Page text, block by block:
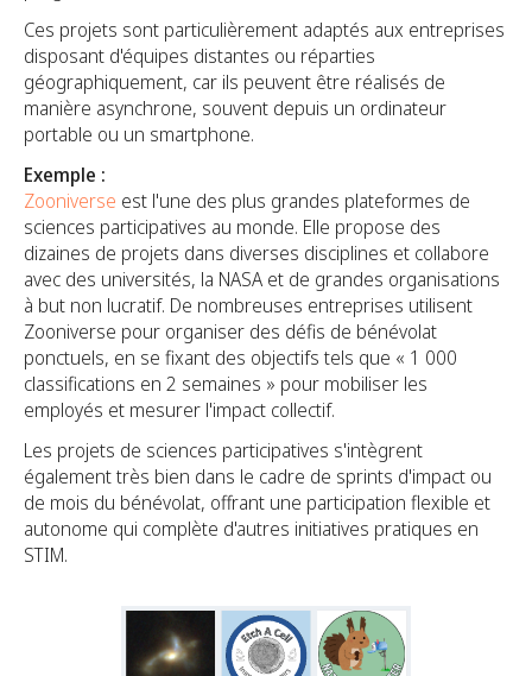
Ces projets sont particulièrement adaptés aux entreprises
disposant d'équipes distantes ou réparties
géographiquement, car ils peuvent être réalisés de
manière asynchrone, souvent depuis un ordinateur
portable ou un smartphone.
Exemple :
Zooniverse est l'une des plus grandes plateformes de
sciences participatives au monde. Elle propose des
dizaines de projets dans diverses disciplines et collabore
avec des universités, la NASA et de grandes organisations
à but non lucratif. De nombreuses entreprises utilisent
Zooniverse pour organiser des défis de bénévolat
ponctuels, en se fixant des objectifs tels que « 1 000
classifications en 2 semaines » pour mobiliser les
employés et mesurer l'impact collectif.
Les projets de sciences participatives s'intègrent
également très bien dans le cadre de sprints d'impact ou
de mois du bénévolat, offrant une participation flexible et
autonome qui complète d'autres initiatives pratiques en
STIM.